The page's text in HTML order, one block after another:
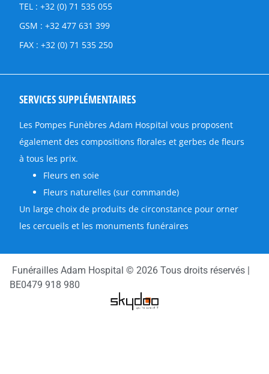
TEL : +32 (0) 71 535 055
GSM : +32 477 631 399
FAX : +32 (0) 71 535 250
SERVICES SUPPLÉMENTAIRES
Les Pompes Funèbres Adam Hospital vous proposent
également des compositions florales et gerbes de fleurs
à tous les prix.
Fleurs en soie
Fleurs naturelles (sur commande)
Un large choix de produits de circonstance pour orner
les cercueils et les monuments funéraires
Funérailles Adam Hospital © 2026 Tous droits réservés |
BE0479 918 980